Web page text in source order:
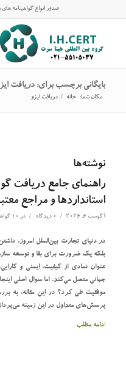
صدور انواع گواهینامه
بایگانی برچسب برای: دریافت
مکان شما: خانه / دریافت ایزو
نوشته‌ها
راهنمای جامع دریافت
استانداردها و مراجع
آگوست 6, 2026 / 0 دیدگاه / در 10 گواهینامه ایزو معتبر
در دنیای تجارت بین‌الملل امروز،
عنوان نمادی از کیفیت، ایمنی و
جهانی متصل می‌کند. اما سوال اصلی
موفقیت طی کرد؟ در این مقاله، به
پرسش‌های متداول در این زمینه
ادامه مطلب